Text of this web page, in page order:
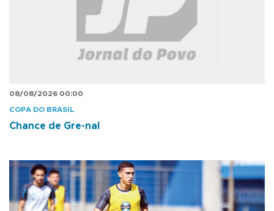
08/08/2026 00:00
COPA DO BRASIL
Chance de Gre-nal